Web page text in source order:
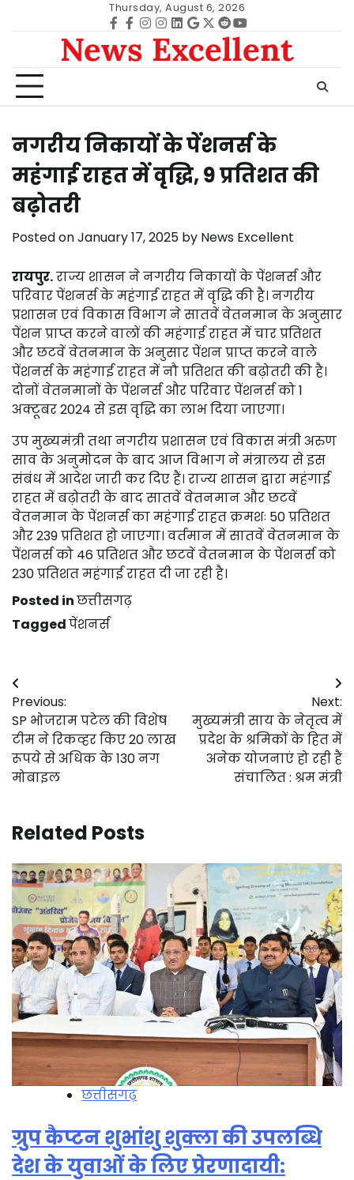
Thursday, August 6, 2026
Facebook
facebook
Instagram
instagram
Linkedin
google
Twitter
redditYoutube
News Excellent
नगरीय निकायों के पेंशनर्स के
महंगाई राहत में वृद्धि, 9 प्रतिशत की
बढ़ोतरी
Posted onJanuary 17, 2025 by News Excellent
रायपुर.राज्य शासन ने नगरीय निकायों के पेंशनर्स और
परिवार पेंशनर्स के महंगाई राहत में वृद्धि की है। नगरीय
प्रशासन एवं विकास विभाग ने सातवें वेतनमान के अनुसार
पेंशन प्राप्त करने वालों की महंगाई राहत में चार प्रतिशत
और छटवें वेतनमान के अनुसार पेंशन प्राप्त करने वाले
पेंशनर्स के महंगाई राहत में नौ प्रतिशत की बढ़ोतरी की है।
दोनों वेतनमानों के पेंशनर्स और परिवार पेंशनर्स को 1
अक्टूबर 2024 से इस वृद्धि का लाभ दिया जाएगा।
उप मुख्यमंत्री तथा नगरीय प्रशासन एवं विकास मंत्री अरुण
साव के अनुमोदन के बाद आज विभाग ने मंत्रालय से इस
संबंध में आदेश जारी कर दिए हैं। राज्य शासन द्वारा महंगाई
राहत में बढ़ोतरी के बाद सातवें वेतनमान और छटवें
वेतनमान के पेंशनर्स का महंगाई राहत क्रमशः 50 प्रतिशत
और 239 प्रतिशत हो जाएगा। वर्तमान में सातवें वेतनमान के
पेंशनर्स को 46 प्रतिशत और छटवें वेतनमान के पेंशनर्स को
230 प्रतिशत महंगाई राहत दी जा रही है।
Posted inछत्तीसगढ़
Taggedपेंशनर्स
Post
navigation
Previous:
SP भोजराम पटेल की विशेष
टीम ने रिकव्हर किए 20 लाख
रूपये से अधिक के 130 नग
मोबाइल
Next:
मुख्यमंत्री साय के नेतृत्व में
प्रदेश के श्रमिकों के हित में
अनेक योजनाएं हो रही हैं
संचालित : श्रम मंत्री
Related Posts
छत्तीसगढ़
ग्रुप कैप्टन शुभांशु शुक्ला की उपलब्धि
देश के युवाओं के लिए प्रेरणादायी: